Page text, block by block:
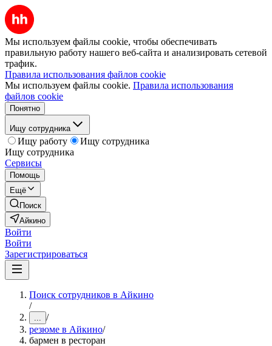
Мы используем файлы cookie, чтобы обеспечивать
правильную работу нашего веб-сайта и анализировать сетевой
трафик.
Правила использования файлов cookie
Мы используем файлы cookie. Правила использования
файлов cookie
Понятно
Ищу сотрудника
Ищу работу
Ищу сотрудника
Ищу сотрудника
Сервисы
Помощь
Ещё
Поиск
Айкино
Войти
Войти
Зарегистрироваться
Поиск сотрудников в Айкино
/
... /
резюме в Айкино/
бармен в ресторан